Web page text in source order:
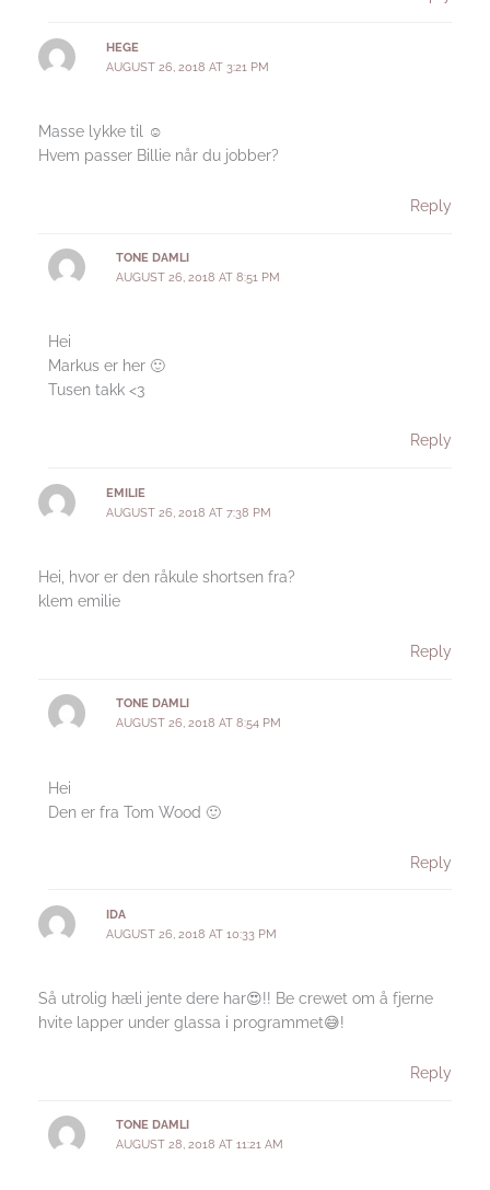
HEGE
AUGUST 26, 2018 AT 3:21 PM
Masse lykke til ☺️
Hvem passer Billie når du jobber?
Reply
TONE DAMLI
AUGUST 26, 2018 AT 8:51 PM
Hei
Markus er her 🙂
Tusen takk <3
Reply
EMILIE
AUGUST 26, 2018 AT 7:38 PM
Hei, hvor er den råkule shortsen fra?
klem emilie
Reply
TONE DAMLI
AUGUST 26, 2018 AT 8:54 PM
Hei
Den er fra Tom Wood 🙂
Reply
IDA
AUGUST 26, 2018 AT 10:33 PM
Så utrolig hæli jente dere har😍!! Be crewet om å fjerne
hvite lapper under glassa i programmet😅!
Reply
TONE DAMLI
AUGUST 28, 2018 AT 11:21 AM